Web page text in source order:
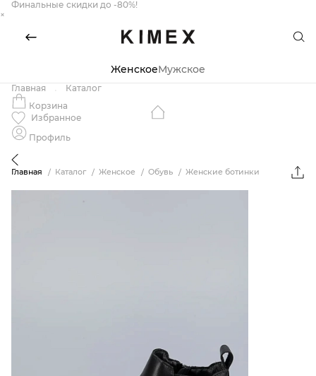
Финальные скидки до -80%!
×
ЖенскоеМужское
Главная
Каталог
Корзина
Избранное
Профиль
Главная Каталог Женское Обувь Женские ботинки